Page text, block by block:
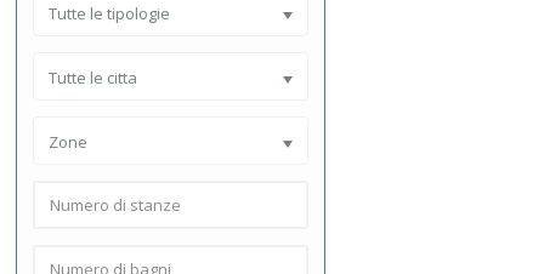
Tutte le tipologie
Tutte le citta
Zone